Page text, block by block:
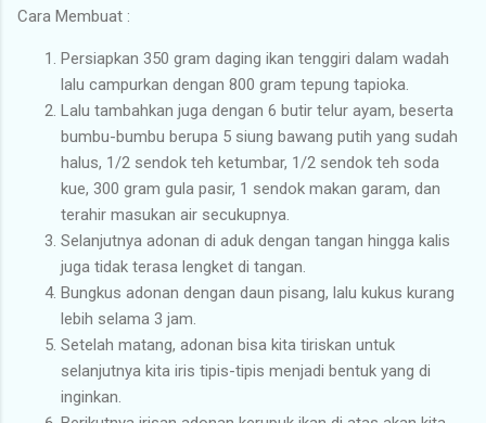
Cara Membuat :
Persiapkan 350 gram daging ikan tenggiri dalam wadah
lalu campurkan dengan 800 gram tepung tapioka.
Lalu tambahkan juga dengan 6 butir telur ayam, beserta
bumbu-bumbu berupa 5 siung bawang putih yang sudah
halus, 1/2 sendok teh ketumbar, 1/2 sendok teh soda
kue, 300 gram gula pasir, 1 sendok makan garam, dan
terahir masukan air secukupnya.
Selanjutnya adonan di aduk dengan tangan hingga kalis
juga tidak terasa lengket di tangan.
Bungkus adonan dengan daun pisang, lalu kukus kurang
lebih selama 3 jam.
Setelah matang, adonan bisa kita tiriskan untuk
selanjutnya kita iris tipis-tipis menjadi bentuk yang di
inginkan.